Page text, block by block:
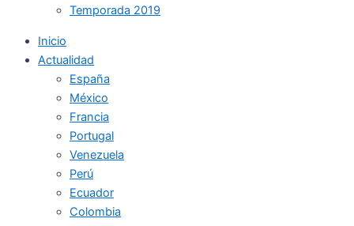
Temporada 2019
Inicio
Actualidad
España
México
Francia
Portugal
Venezuela
Perú
Ecuador
Colombia